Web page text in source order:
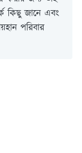
কিছু জানে এবং
পরিবার